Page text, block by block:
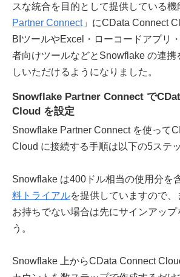
スな統合を目的として提供している機
Partner Connect」にCData Connect
BIツールやExcel・ローコードアプリ
者向けツールなどとSnowflake の連携
しいただけるようになりました。
Snowflake Partner Connect で
Cloud を設定
Snowflake Partner Connect を使って
Cloud に接続する手順は以下の5ステッ
Snowflake は400ドル相当の使用分を
料トライアルを提供していますので
お持ちでない場合は先にサインアップ
う。
Snowflake 上からCData Connect